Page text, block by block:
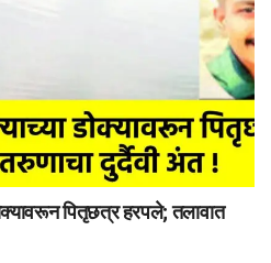
पितृछत्र हरपले; तलावात